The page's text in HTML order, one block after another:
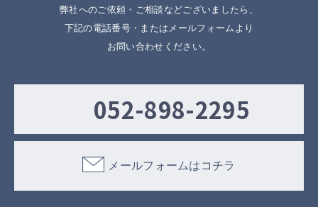
弊社へのご依頼・ご相談などございましたら、
下記の電話番号・またはメールフォームより
お問い合わせください。
052-898-2295
メールフォームはコチラ